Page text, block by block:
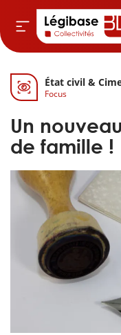
& Cimetières
& Élu local
Finances locales
publique
État civil &
Focus
Un
de famille !